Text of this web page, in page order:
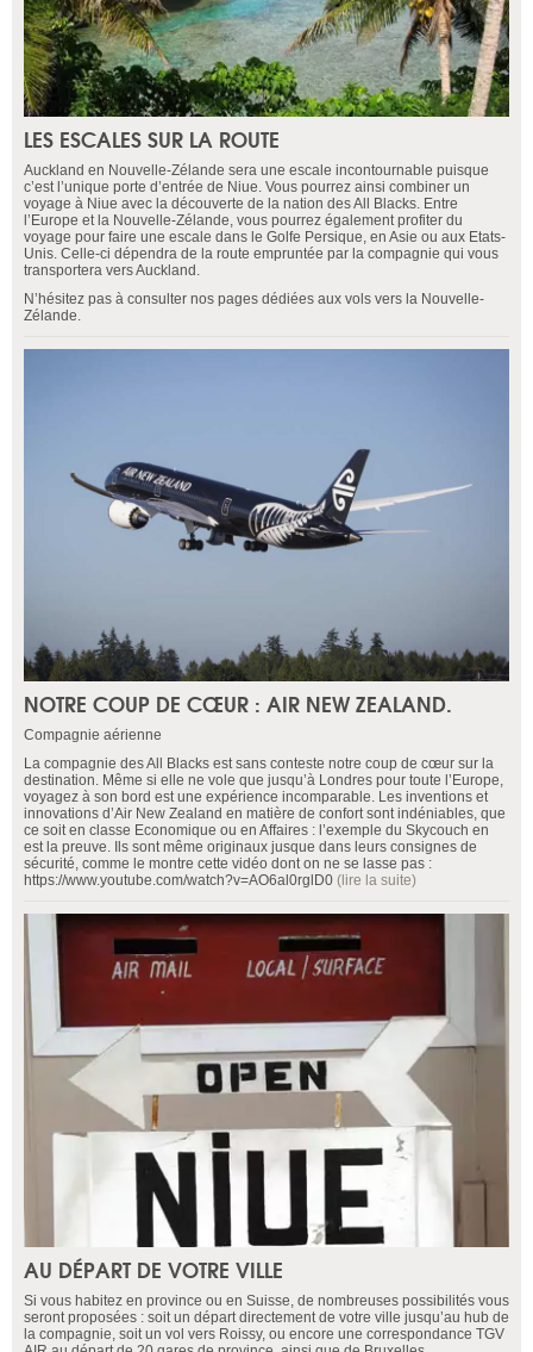
LES ESCALES SUR LA ROUTE
Auckland en Nouvelle-Zélande sera une escale incontournable puisque
c’est l’unique porte d’entrée de Niue. Vous pourrez ainsi combiner un
voyage à Niue avec la découverte de la nation des All Blacks. Entre
l’Europe et la Nouvelle-Zélande, vous pourrez également profiter du
voyage pour faire une escale dans le Golfe Persique, en Asie ou aux Etats-
Unis. Celle-ci dépendra de la route empruntée par la compagnie qui vous
transportera vers Auckland.
N’hésitez pas à consulter nos pages dédiées aux vols vers la Nouvelle-
Zélande.
NOTRE COUP DE CŒUR : AIR NEW ZEALAND.
Compagnie aérienne
La compagnie des All Blacks est sans conteste notre coup de cœur sur la
destination. Même si elle ne vole que jusqu’à Londres pour toute l’Europe,
voyagez à son bord est une expérience incomparable. Les inventions et
innovations d’Air New Zealand en matière de confort sont indéniables, que
ce soit en classe Economique ou en Affaires : l’exemple du Skycouch en
est la preuve. Ils sont même originaux jusque dans leurs consignes de
sécurité, comme le montre cette vidéo dont on ne se lasse pas :
https://www.youtube.com/watch?v=AO6al0rglD0 (lire la suite)
AU DÉPART DE VOTRE VILLE
Si vous habitez en province ou en Suisse, de nombreuses possibilités vous
seront proposées : soit un départ directement de votre ville jusqu’au hub de
la compagnie, soit un vol vers Roissy, ou encore une correspondance TGV